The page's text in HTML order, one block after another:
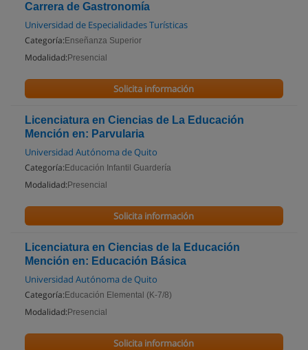
Carrera de Gastronomía
Universidad de Especialidades Turísticas
Categoría: Enseñanza Superior
Modalidad: Presencial
Solicita información
Licenciatura en Ciencias de La Educación
Mención en: Parvularia
Universidad Autónoma de Quito
Categoría: Educación Infantil Guardería
Modalidad: Presencial
Solicita información
Licenciatura en Ciencias de la Educación
Mención en: Educación Básica
Universidad Autónoma de Quito
Categoría: Educación Elemental (K-7/8)
Modalidad: Presencial
Solicita información